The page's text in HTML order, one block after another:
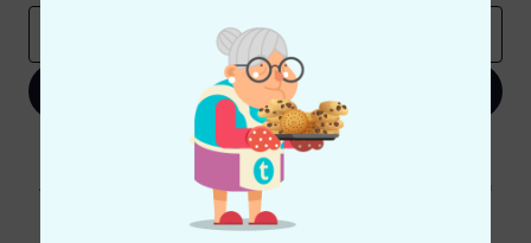
Jetzt anmelden
Mit Klick auf „Jetzt anmelden“ stimmen Sie dem Erhalt von E-Mail-
Werbung und einer Messung des E-Mail-Nutzungsverhaltens zu. Die
Abmeldung ist jederzeit möglich. Weitere Informationen finden Sie in
unserenDatenschutzhinweisen